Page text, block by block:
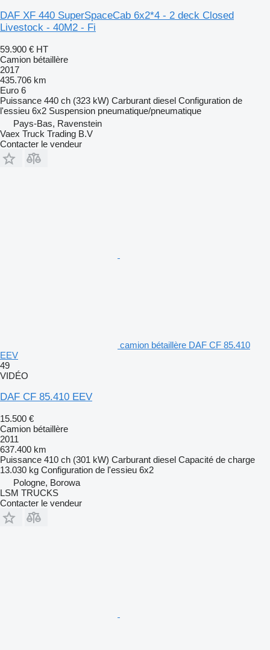
DAF XF 440 SuperSpaceCab 6x2*4 - 2 deck Closed
Livestock - 40M2 - Fi
59.900 € HT
Camion bétaillère
2017
435.706 km
Euro 6
Puissance 440 ch (323 kW) Carburant diesel Configuration de
l'essieu 6x2 Suspension pneumatique/pneumatique
Pays-Bas, Ravenstein
Vaex Truck Trading B.V
Contacter le vendeur
camion bétaillère DAF CF 85.410
EEV
49
VIDÉO
DAF CF 85.410 EEV
15.500 €
Camion bétaillère
2011
637.400 km
Puissance 410 ch (301 kW) Carburant diesel Capacité de charge
13.030 kg Configuration de l'essieu 6x2
Pologne, Borowa
LSM TRUCKS
Contacter le vendeur